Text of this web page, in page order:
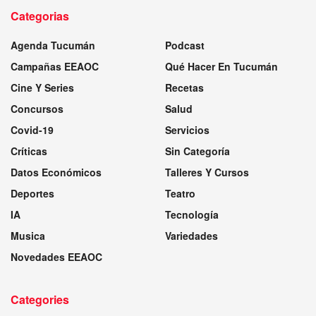
Categorias
Agenda Tucumán
Campañas EEAOC
Cine Y Series
Concursos
Covid-19
Críticas
Datos Económicos
Deportes
IA
Musica
Novedades EEAOC
Podcast
Qué Hacer En Tucumán
Recetas
Salud
Servicios
Sin Categoría
Talleres Y Cursos
Teatro
Tecnología
Variedades
Categories